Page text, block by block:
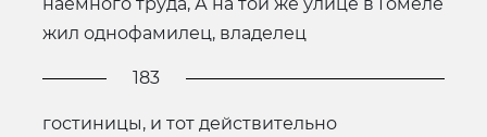
жил однофамилец, владелец
183
гостиницы, и тот действительно